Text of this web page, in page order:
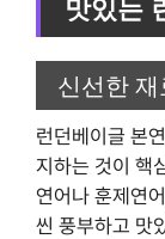
맛있는
신선한
런던베이글 본
지하는 것이 핵
연어나 훈제연
씬 풍부하고 맛